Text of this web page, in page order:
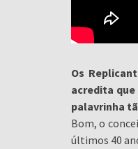
Os
acredita
palavrinha
Bom, o
últimos 40